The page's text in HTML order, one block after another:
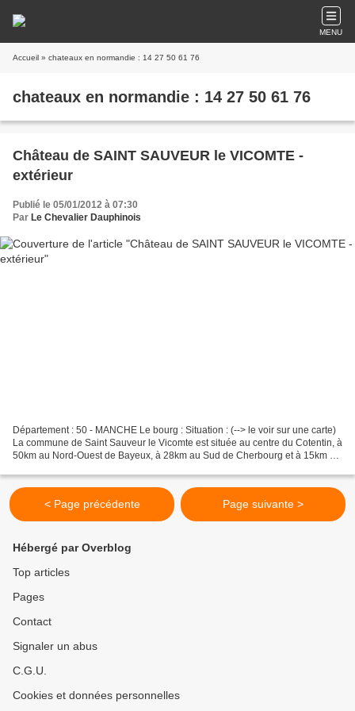
MENU
Accueil » chateaux en normandie : 14 27 50 61 76
chateaux en normandie : 14 27 50 61 76
Château de SAINT SAUVEUR le VICOMTE -
extérieur
Publié le 05/01/2012 à 07:30
Par Le Chevalier Dauphinois
Département : 50 - MANCHE Le bourg : Situation : (--> le voir sur une carte)
La commune de Saint Sauveur le Vicomte est située au centre du Cotentin, à
50km au Nord-Ouest de Bayeux, à 28km au Sud de Cherbourg et à 15km à
< Page précédente Page suivante >
Hébergé par Overblog
Top articles
Pages
Contact
Signaler un abus
C.G.U.
Cookies et données personnelles